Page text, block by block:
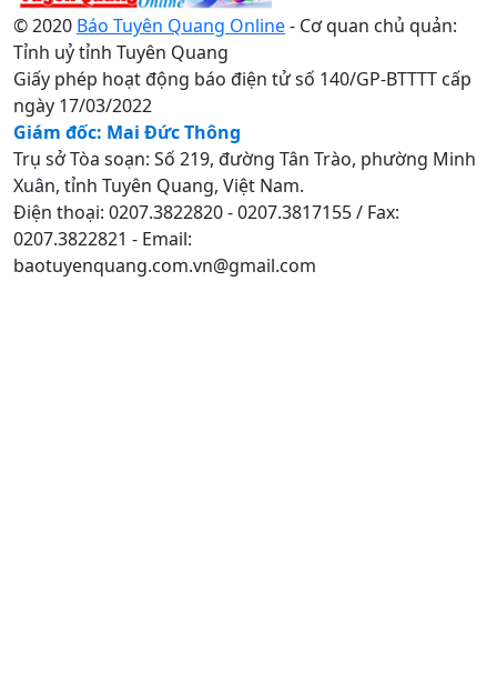
© 2020 Báo Tuyên Quang Online- Cơ quan chủ quản:
Tỉnh uỷ tỉnh Tuyên Quang
Giấy phép hoạt động báo điện tử số 140/GP-BTTTT cấp
ngày 17/03/2022
Giám đốc: Mai Đức Thông
Trụ sở Tòa soạn: Số 219, đường Tân Trào, phường Minh
Xuân, tỉnh Tuyên Quang, Việt Nam.
Điện thoại: 0207.3822820 - 0207.3817155 / Fax:
0207.3822821 - Email:
baotuyenquang.com.vn@gmail.com